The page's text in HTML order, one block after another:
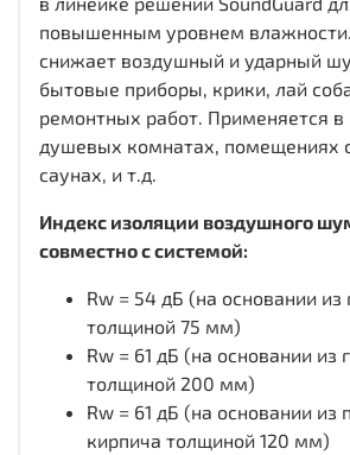
повышенным уровнем
снижает воздушный и ударный
бытовые приборы, крики, лай
ремонтных работ. Применяется в
душевых комнатах, помещениях
саунах, и т.д.
Индекс изоляции воздушного
совместно с системой:
Rw = 54 дБ (на основании из
толщиной 75 мм)
Rw = 61 дБ (на основании из
толщиной 200 мм)
Rw = 61 дБ (на основании из
кирпича толщиной 120 мм)